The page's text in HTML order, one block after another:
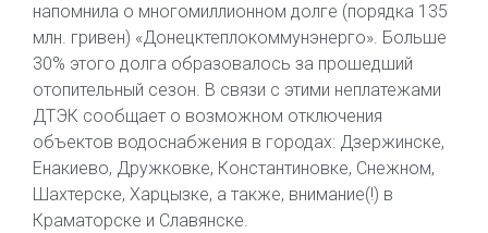
напомнила о многомиллионном долге (порядка 135
млн. гривен) «Донецктеплокоммунэнерго». Больше
30% этого долга образовалось за прошедший
отопительный сезон. В связи с этими неплатежами
ДТЭК сообщает о возможном отключения
объектов водоснабжения в городах: Дзержинске,
Енакиево, Дружковке, Константиновке, Снежном,
Шахтерске, Харцызке, а также, внимание(!) в
Краматорске и Славянске.